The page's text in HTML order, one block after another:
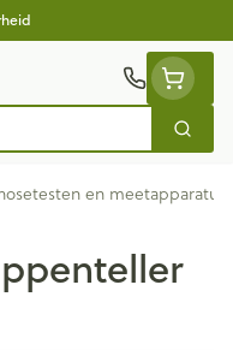
Zoek
en meetapparatuur